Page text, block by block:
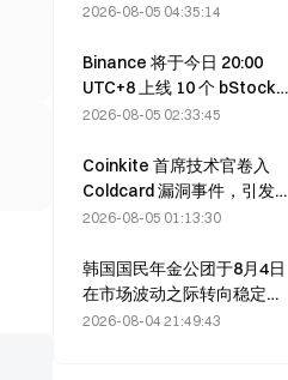
达成协议的时间推迟至8月5
2026-08-05 04:35:14
Binance 将于今日 20:00
UTC+8 上线 10 个 bStocks
交易对，挂单手续费为零
2026-08-05 02:33:45
Coinkite 首席技术官卷入
Coldcard 漏洞事件，引发四
轮攻击并造成 1.14 亿美元损
2026-08-05 01:13:30
韩国国民年金公团于8月4日
在市场波动之际转向稳定型
股票
2026-08-04 21:49:43